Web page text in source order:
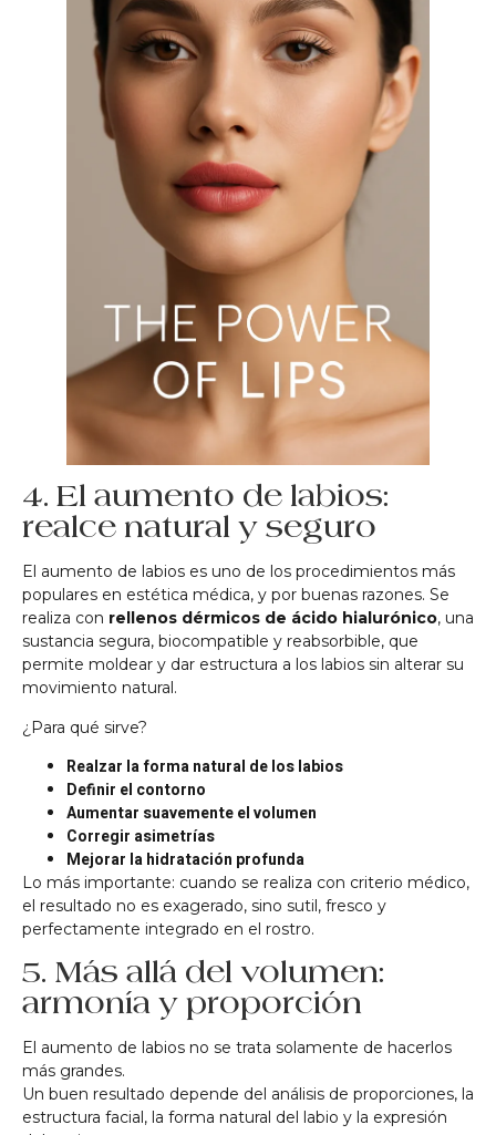
4. El aumento de labios:
realce natural y seguro
El aumento de labios es uno de los procedimientos más
populares en estética médica, y por buenas razones. Se
realiza con rellenos dérmicos de ácido hialurónico, una
sustancia segura, biocompatible y reabsorbible, que
permite moldear y dar estructura a los labios sin alterar su
movimiento natural.
¿Para qué sirve?
Realzar la forma natural de los labios
Definir el contorno
Aumentar suavemente el volumen
Corregir asimetrías
Mejorar la hidratación profunda
Lo más importante: cuando se realiza con criterio médico,
el resultado no es exagerado, sino sutil, fresco y
perfectamente integrado en el rostro.
5. Más allá del volumen:
armonía y proporción
El aumento de labios no se trata solamente de hacerlos
más grandes.
Un buen resultado depende del análisis de proporciones, la
estructura facial, la forma natural del labio y la expresión